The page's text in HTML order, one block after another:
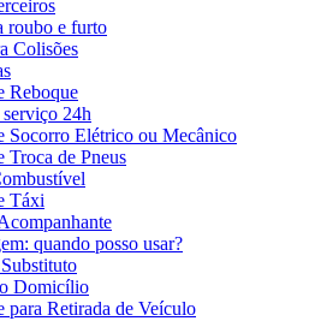
roubo e furto
Colisões
Reboque
24h
Socorro Elétrico ou Mecânico
Troca de Pneus
Táxi
quando posso usar?
Domicílio
para Retirada de Veículo